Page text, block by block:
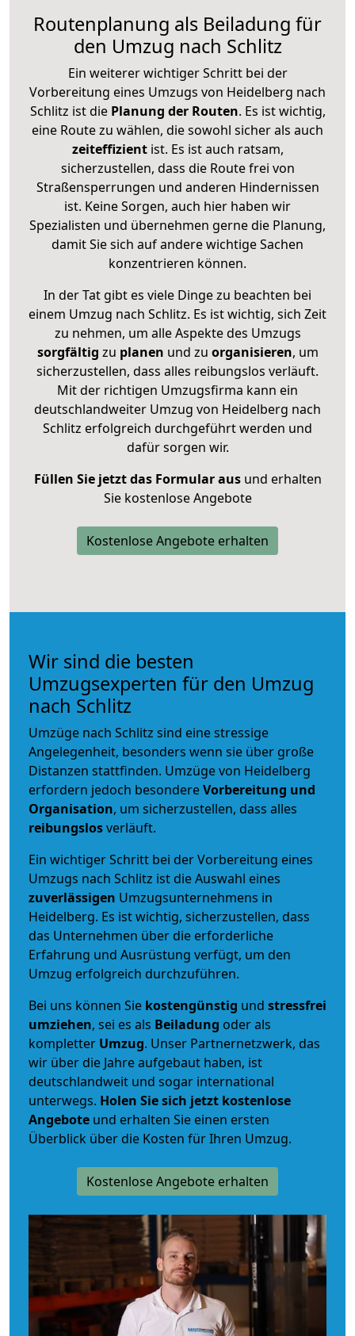
Routenplanung als Beiladung für
den Umzug nach Schlitz
Ein weiterer wichtiger Schritt bei der
Vorbereitung eines Umzugs von Heidelberg nach
Schlitz ist diePlanung der Routen. Es ist wichtig,
eine Route zu wählen, die sowohl sicher als auch
zeiteffizientist. Es ist auch ratsam,
sicherzustellen, dass die Route frei von
Straßensperrungen und anderen Hindernissen
ist. Keine Sorgen, auch hier haben wir
Spezialisten und übernehmen gerne die Planung,
damit Sie sich auf andere wichtige Sachen
konzentrieren können.
In der Tat gibt es viele Dinge zu beachten bei
einem Umzug nach Schlitz. Es ist wichtig, sich Zeit
zu nehmen, um alle Aspekte des Umzugs
sorgfältig zu planen und zu organisieren, um
sicherzustellen, dass alles reibungslos verläuft.
Mit der richtigen Umzugsfirma kann ein
deutschlandweiter Umzug von Heidelberg nach
Schlitz erfolgreich durchgeführt werden und
dafür sorgen wir.
Füllen Sie jetzt das Formular ausund erhalten
Sie kostenlose Angebote
Kostenlose Angebote erhalten
Wir sind die besten
Umzugsexperten für den Umzug
nach Schlitz
Umzüge nach Schlitz sind eine stressige
Angelegenheit, besonders wenn sie über große
Distanzen stattfinden. Umzüge von Heidelberg
erfordern jedoch besondereVorbereitung und
Organisation, um sicherzustellen, dass alles
reibungslosverläuft.
Ein wichtiger Schritt bei der Vorbereitung eines
Umzugs nach Schlitz ist die Auswahl eines
zuverlässigen Umzugsunternehmens in
Heidelberg. Es ist wichtig, sicherzustellen, dass
das Unternehmen über die erforderliche
Erfahrung und Ausrüstung verfügt, um den
Umzug erfolgreich durchzuführen.
Bei uns können Sie kostengünstig und stressfrei
umziehen, sei es als Beiladung oder als
kompletter Umzug. Unser Partnernetzwerk, das
wir über die Jahre aufgebaut haben, ist
deutschlandweit und sogar international
unterwegs. Holen Sie sich jetzt kostenlose
Angebote und erhalten Sie einen ersten
Überblick über die Kosten für Ihren Umzug.
Kostenlose Angebote erhalten